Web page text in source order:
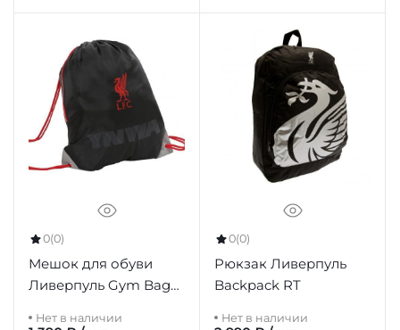
0(0)
Мешок для обуви
Ливерпуль Gym Bag
Нет в наличии
0(0)
Рюкзак Ливерпуль
Backpack RT
Нет в наличии